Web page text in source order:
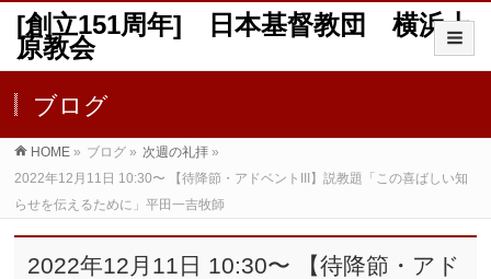
[創立151周年] 日本基督教団 横浜上
原教会
ブログ
HOME » ブログ » 次週の礼拝 »
2022年12月11日 10:30〜 【待降節・アドベントIII】説教題「この喜ばしい知
らせを伝えるために」平田一吉牧師
2022年12月11日 10:30〜 【待降節・アド